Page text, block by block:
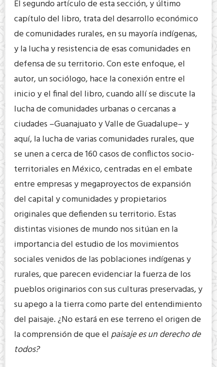
El segundo artículo de esta sección, y último
capítulo del libro, trata del desarrollo económico
de comunidades rurales, en su mayoría indígenas,
y la lucha y resistencia de esas comunidades en
defensa de su territorio. Con este enfoque, el
autor, un sociólogo, hace la conexión entre el
inicio y el final del libro, cuando allí se discute la
lucha de comunidades urbanas o cercanas a
ciudades –Guanajuato y Valle de Guadalupe– y
aquí, la lucha de varias comunidades rurales, que
se unen a cerca de 160 casos de conflictos socio-
territoriales en México, centradas en el embate
entre empresas y megaproyectos de expansión
del capital y comunidades y propietarios
originales que defienden su territorio. Estas
distintas visiones de mundo nos sitúan en la
importancia del estudio de los movimientos
sociales venidos de las poblaciones indígenas y
rurales, que parecen evidenciar la fuerza de los
pueblos originarios con sus culturas preservadas, y
su apego a la tierra como parte del entendimiento
del paisaje. ¿No estará en ese terreno el origen de
la comprensión de que elpaisaje es un derecho de
todos?